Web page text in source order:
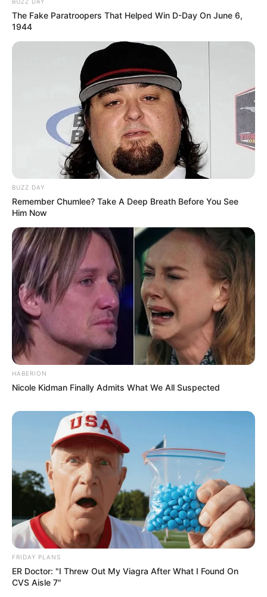
BUZZ DAY
The Fake Paratroopers That Helped Win D-Day On June 6,
1944
BUZZ DAY
Remember Chumlee? Take A Deep Breath Before You See
Him Now
HABERION
Nicole Kidman Finally Admits What We All Suspected
FRIDAY PLANS
ER Doctor: "I Threw Out My Viagra After What I Found On
CVS Aisle 7"